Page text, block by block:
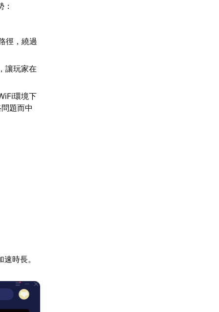
徑，繞過
讓玩家在
環境下
題而中
時長。